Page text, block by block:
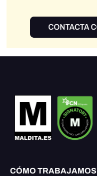
CÓMO TRABAJAMOS